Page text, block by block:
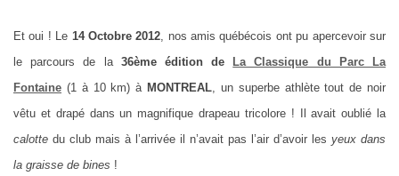
Et oui ! Le 14 Octobre 2012, nos amis québécois ont pu apercevoir sur
le parcours de la 36ème édition de
La Classique du Parc La
Fontaine (1 à 10 km) à MONTREAL, un superbe athlète tout de noir
vêtu et drapé dans un magnifique drapeau tricolore ! Il avait oublié la
calotte du club mais à l’arrivée il n’avait pas l’air d’avoir les yeux dans
la graisse de bines !